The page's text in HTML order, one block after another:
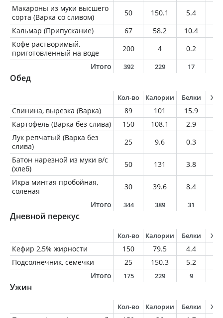
Макароны из муки высшего
сорта (Варка со сливом)
50 150.1 5.4
Кальмар (Припускание)
67 58.2 10.4
Кофе растворимый,
приготовленный на воде
200 4 0.2
Итого
392 229 17
Обед
Кол-во Калории Белки
Свинина, вырезка (Варка) 89 101 15.9
Картофель (Варка без слива)
150 108.1 2.9
Лук репчатый (Варка без
слива)
25 9.6 0.3
Батон нарезной из муки в/с
(хлеб)
50 131 3.8
Икра минтая пробойная,
соленая
30 39.6 8.4
Итого
344 389 31
Дневной перекус
Кол-во Калории Белки
Кефир 2,5% жирности 150 79.5 4.4
Подсолнечник, семечки
25 150.3 5.2
Итого
175 229 9
Ужин
Кол-во Калории Белки